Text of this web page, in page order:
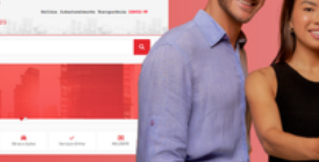
IPM Ver todas